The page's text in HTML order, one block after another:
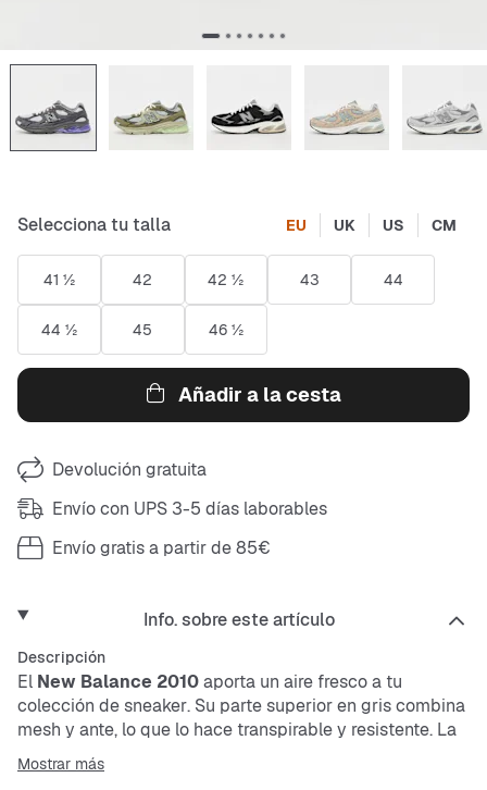
Selecciona tu talla EU UK US CM
41 ½ 42 42 ½ 43 44
44 ½ 45 46 ½
Añadir a la cesta
Devolución gratuita
Envío con UPS 3-5 días laborables
Envío gratis a partir de 85€
Info. sobre este artículo
Descripción
El New Balance 2010aporta un aire fresco a tu
colección desneaker. Su parte superior en gris combina
mesh y ante, lo que lo hace transpirable y resistente. La
suela amortiguadora ofrece comodidad en cada paso.
Ideal para el día a día y looks relajados.
Mostrar más